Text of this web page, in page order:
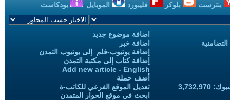
بنترست بلوكر فليبورد الموبايل بودكاست
اضافة موضوع جديد
اضافة خبر
إضافة يوتيوب-فلم إلى يوتيوب التمدن
إضافة كتاب إلى مكتبة التمدن
Add new article - English
أضف حملة
تعديل الموقع الفرعي للكاتب-ة
ابحث في موقع الحوار المتمدن